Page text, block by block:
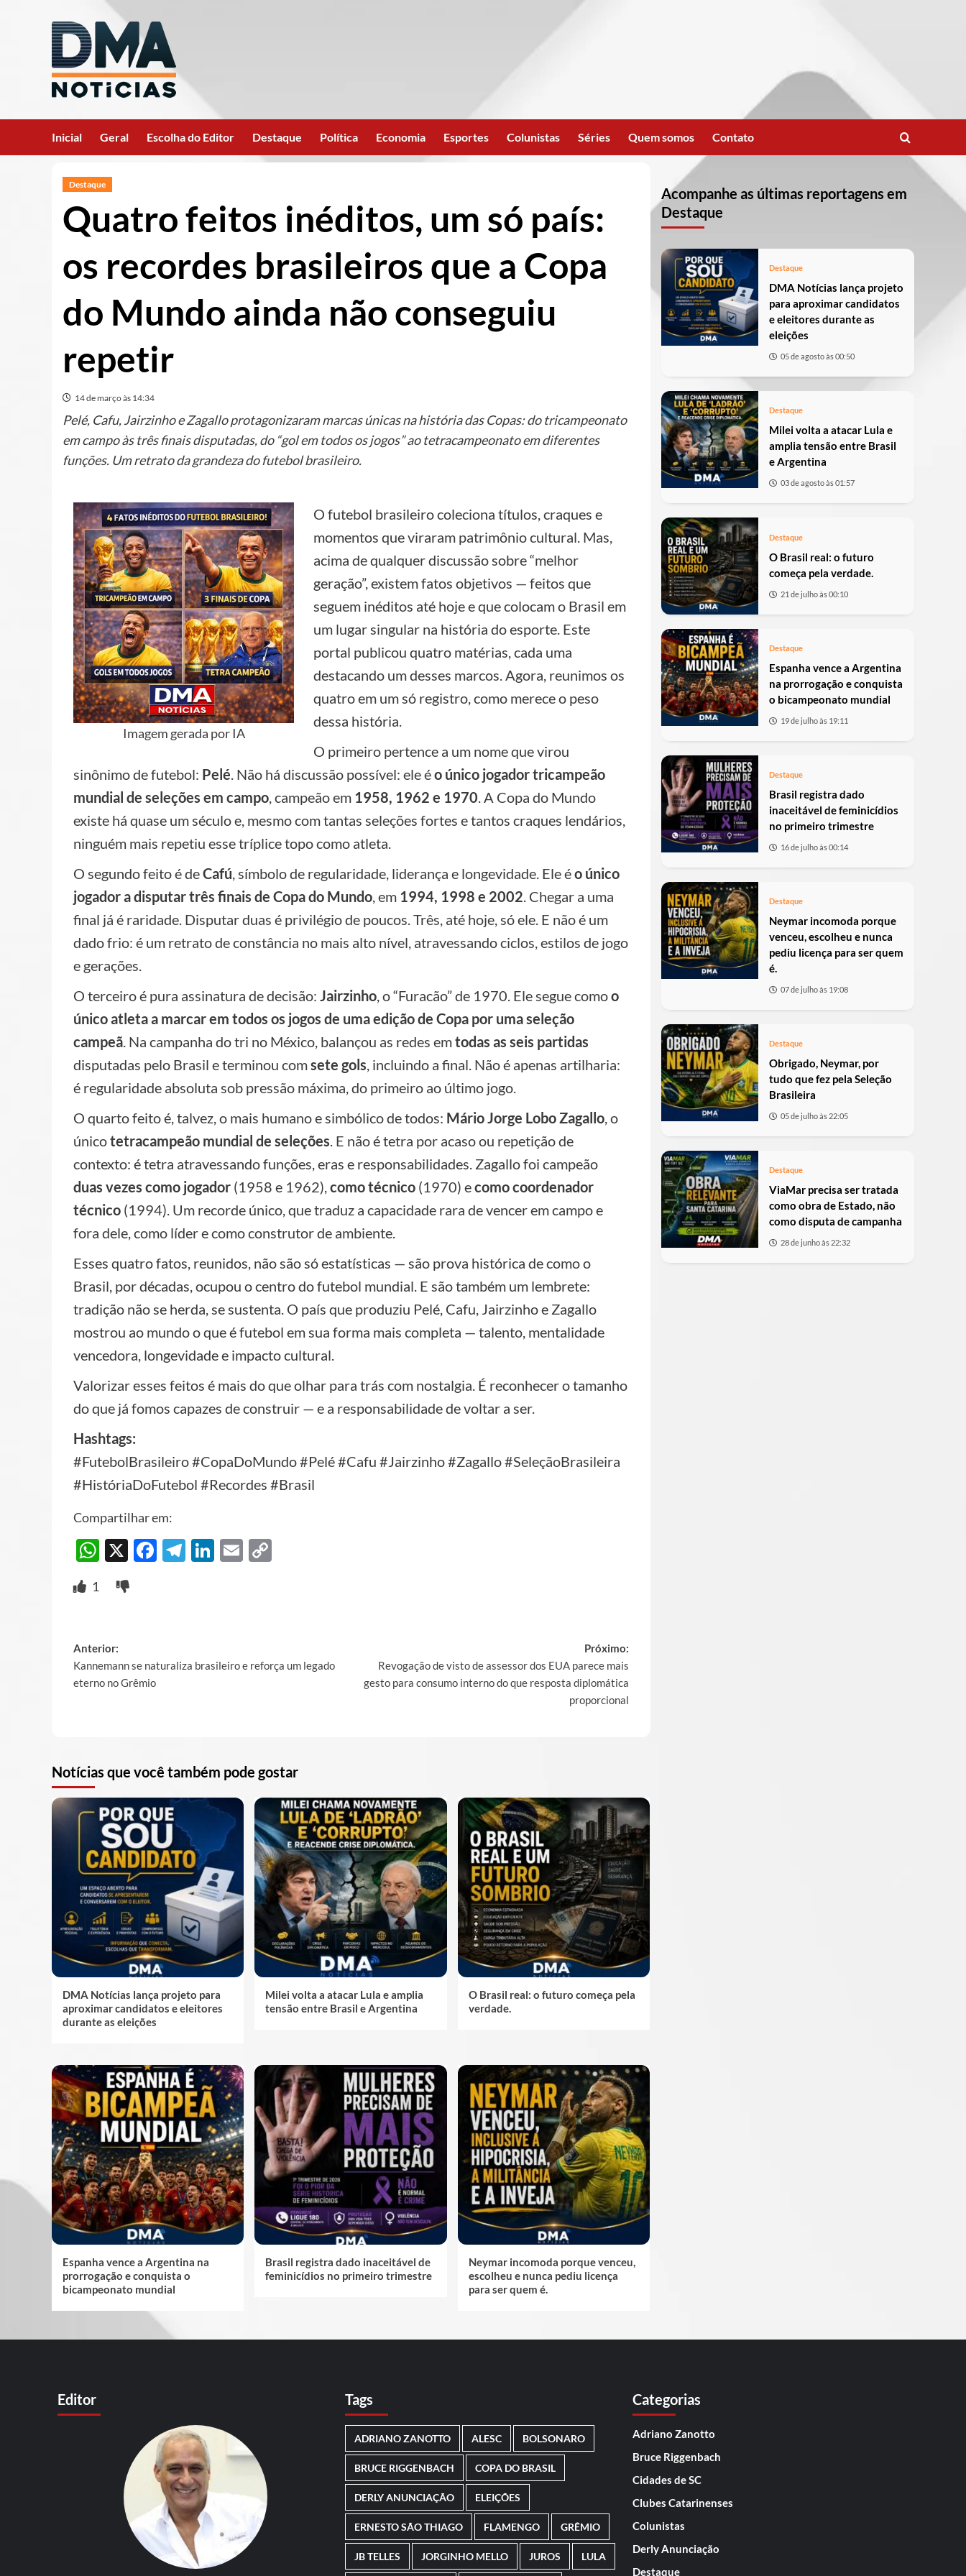
Inicial Geral Escolha do Editor Destaque Política Economia Esportes Colunistas Séries Quem somos Contato
Destaque
Quatro feitos inéditos, um só país:
os recordes brasileiros que a Copa
do Mundo ainda não conseguiu
repetir
14 de março às 14:34
Pelé, Cafu, Jairzinho e Zagallo protagonizaram marcas únicas na história das Copas: do tricampeonato
em campo às três finais disputadas, do “gol em todos os jogos” ao tetracampeonato em diferentes
funções. Um retrato da grandeza do futebol brasileiro.
Imagem gerada por IA
O futebol brasileiro coleciona títulos, craques e
momentos que viraram patrimônio cultural. Mas,
acima de qualquer discussão sobre “melhor
geração”, existem fatos objetivos — feitos que
seguem inéditos até hoje e que colocam o Brasil em
um lugar singular na história do esporte. Este
portal publicou quatro matérias, cada uma
destacando um desses marcos. Agora, reunimos os
quatro em um só registro, como merece o peso
dessa história.
O primeiro pertence a um nome que virou
sinônimo de futebol: Pelé. Não há discussão possível: ele éo único jogador tricampeão
mundial de seleções em campo, campeão em 1958, 1962 e 1970. A Copa do Mundo
existe há quase um século e, mesmo com tantas seleções fortes e tantos craques lendários,
ninguém mais repetiu esse tríplice topo como atleta.
O segundo feito é deCafú, símbolo de regularidade, liderança e longevidade. Ele éo único
jogador a disputar três finais de Copa do Mundo, em 1994, 1998 e 2002. Chegar a uma
final já é raridade. Disputar duas é privilégio de poucos. Três, até hoje, só ele. E não é um
dado frio: é um retrato de constância no mais alto nível, atravessando ciclos, estilos de jogo
e gerações.
O terceiro é pura assinatura de decisão: Jairzinho, o “Furacão” de 1970. Ele segue comoo
único atleta a marcar em todos os jogos de uma edição de Copa por uma seleção
campeã. Na campanha do tri no México, balançou as redes emtodas as seis partidas
disputadas pelo Brasil e terminou comsete gols, incluindo a final. Não é apenas artilharia:
é regularidade absoluta sob pressão máxima, do primeiro ao último jogo.
O quarto feito é, talvez, o mais humano e simbólico de todos: Mário Jorge Lobo Zagallo, o
únicotetracampeão mundial de seleções. E não é tetra por acaso ou repetição de
contexto: é tetra atravessando funções, eras e responsabilidades. Zagallo foi campeão
duas vezes como jogador (1958 e 1962),como técnico (1970) ecomo coordenador
técnico (1994). Um recorde único, que traduz a capacidade rara de vencer em campo e
fora dele, como líder e como construtor de ambiente.
Esses quatro fatos, reunidos, não são só estatísticas — são prova histórica de como o
Brasil, por décadas, ocupou o centro do futebol mundial. E são também um lembrete:
tradição não se herda, se sustenta. O país que produziu Pelé, Cafu, Jairzinho e Zagallo
mostrou ao mundo o que é futebol em sua forma mais completa — talento, mentalidade
vencedora, longevidade e impacto cultural.
Valorizar esses feitos é mais do que olhar para trás com nostalgia. É reconhecer o tamanho
do que já fomos capazes de construir — e a responsabilidade de voltar a ser.
Hashtags:
#FutebolBrasileiro #CopaDoMundo #Pelé #Cafu #Jairzinho #Zagallo #SeleçãoBrasileira
#HistóriaDoFutebol #Recordes #Brasil
Compartilhar em:
WhatsApp
X Facebook
Telegram
LinkedIn
Email
1
Post
navigation
Anterior:
Kannemann se naturaliza brasileiro e reforça um legado
eterno no Grêmio
Próximo:
Revogação de visto de assessor dos EUA parece mais
gesto para consumo interno do que resposta diplomática
proporcional
Notícias que você também pode gostar
DMA Notícias lança projeto para
aproximar candidatos e eleitores
durante as eleições
Milei volta a atacar Lula e amplia
tensão entre Brasil e Argentina
O Brasil real: o futuro começa pela
verdade.
Espanha vence a Argentina na
prorrogação e conquista o
bicampeonato mundial
Brasil registra dado inaceitável de
feminicídios no primeiro trimestre
Neymar incomoda porque venceu,
escolheu e nunca pediu licença
para ser quem é.
Acompanhe as últimas reportagens em
Destaque
Destaque
DMA Notícias lança projeto
para aproximar candidatos
e eleitores durante as
eleições
05 de agosto às 00:50
Destaque
Milei volta a atacar Lula e
amplia tensão entre Brasil
e Argentina
03 de agosto às 01:57
Destaque
O Brasil real: o futuro
começa pela verdade.
21 de julho às 00:10
Destaque
Espanha vence a Argentina
na prorrogação e conquista
o bicampeonato mundial
19 de julho às 19:11
Destaque
Brasil registra dado
inaceitável de feminicídios
no primeiro trimestre
16 de julho às 00:14
Destaque
Neymar incomoda porque
venceu, escolheu e nunca
pediu licença para ser quem
é.
07 de julho às 19:08
Destaque
Obrigado, Neymar, por
tudo que fez pela Seleção
Brasileira
05 de julho às 22:05
Destaque
ViaMar precisa ser tratada
como obra de Estado, não
como disputa de campanha
28 de junho às 22:32
Editor Tags
ADRIANO ZANOTTO ALESC BOLSONARO
BRUCE RIGGENBACH COPA DO BRASIL
DERLY ANUNCIAÇÃO ELEIÇÕES
ERNESTO SÃO THIAGO FLAMENGO GRÊMIO
JB TELLES JORGINHO MELLO JUROS LULA
Categorias
Adriano Zanotto
Bruce Riggenbach
Cidades de SC
Clubes Catarinenses
Colunistas
Derly Anunciação
Destaque